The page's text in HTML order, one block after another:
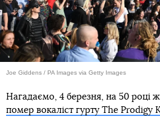
Joe Giddens / PA Images via Getty Images
Нагадаємо, 4 березня, на 50 році
помер вокаліст гурту The Prodigy